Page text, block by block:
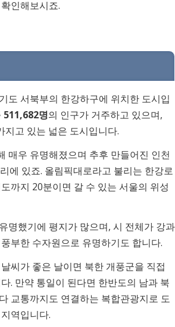
인해보시죠.
도 서북부의 한강하구에 위치한 도시입
511,682명의 인구가 거주하고 있으며,
지고 있는 넓은 도시입니다.
매우 유명해졌으며 추후 만들어진 인천
에 있죠. 올림픽대로라고 불리는 한강로
까지 20분이면 갈 수 있는 서울의 위성
명했기에 평지가 많으며, 시 전체가 강과
부한 수자원으로 유명하기도 합니다.
씨가 좋은 날이면 북한 개풍군을 직접
. 만약 통일이 된다면 한반도의 남과 북
교통까지도 연결하는 복합관광지로 도
역입니다.